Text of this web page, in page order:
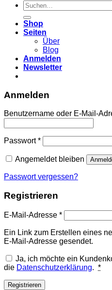
Suchen
nach:
Shop
Seiten
Über
Blog
Anmelden
Newsletter
Anmelden
Benutzername oder E-Mail-
Passwort*Erforderlich
Angemeldet bleiben
Passwort vergessen?
Registrieren
E-Mail-Adresse *Erforderlich
Ein Link zum Erstellen eines
E-Mail-Adresse gesendet.
Ja, ich möchte ein
die Datenschutzerklärung. *
Registrieren